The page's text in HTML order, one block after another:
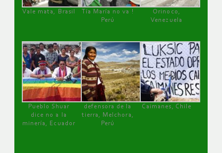
Vale mata, Brasil
Tía María no va !
Perú
Orinoco,
Venezuela
Pueblo Shuar
dice no a la
minería, Ecuador
defensora de la
tierra, Melchora,
Perú
Caimanes, Chile